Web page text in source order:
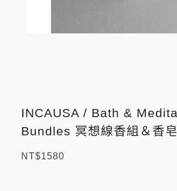
INCAUSA / Bath &
Bundles 冥想線香組＆香
NT$1580